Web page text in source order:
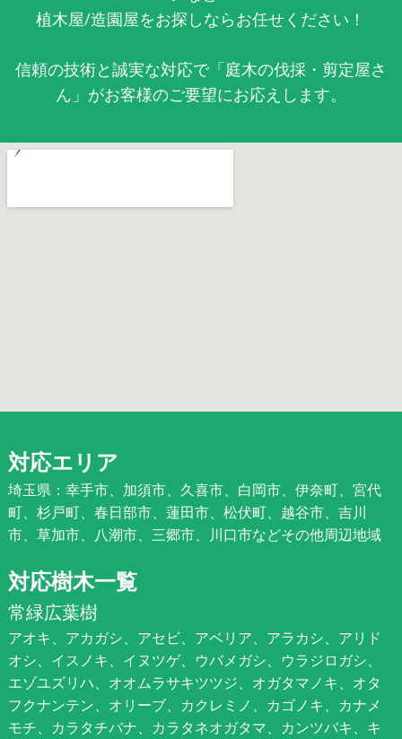
植木屋/造園屋をお探しならお任せください！
信頼の技術と誠実な対応で「庭木の伐採・剪定屋さ
ん」がお客様のご要望にお応えします。
対応エリア
埼玉県：幸手市、加須市、久喜市、白岡市、伊奈町、宮代
町、杉戸町、春日部市、蓮田市、松伏町、越谷市、吉川
市、草加市、八潮市、三郷市、川口市などその他周辺地域
対応樹木一覧
常緑広葉樹
アオキ、アカガシ、アセビ、アベリア、アラカシ、アリド
オシ、イスノキ、イヌツゲ、ウバメガシ、ウラジロガシ、
エゾユズリハ、オオムラサキツツジ、オガタマノキ、オタ
フクナンテン、オリーブ、カクレミノ、カゴノキ、カナメ
モチ、カラタチバナ、カラタネオガタマ、カンツバキ、キ